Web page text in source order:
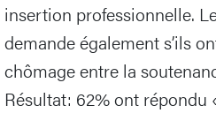
insertion professionnelle.
demande également s’ils
chômage entre la
Résultat: 62% ont répondu